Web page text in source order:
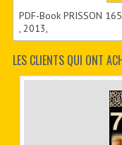
PDF-Book PRISSON
, 2013,
LES CLIENTS QUI ONT